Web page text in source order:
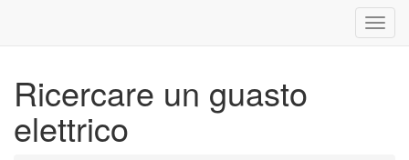
Ricercare un guasto
elettrico